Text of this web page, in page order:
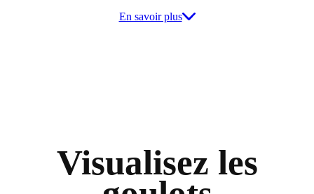
En savoir plus
Visualisez les